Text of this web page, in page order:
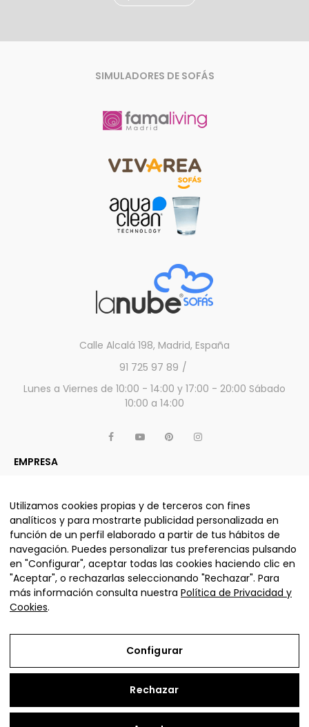
SIMULADORES DE SOFÁS
Calle Alcalá 198, Madrid, España
91 725 97 89
Lunes a Viernes de 10:00 - 14:00 y 17:00 - 20:00 Sábado
10:00 a 14:00
EMPRESA
OTROS SERVICIOS Y PRODUCTOS
ALJUMA MUEBLES, S.L. © La nube sofás 2025 - Todos los
derechos reservados.
Utilizamos cookies propias y de terceros con fines
analíticos y para mostrarte publicidad personalizada en
función de un perfil elaborado a partir de tus hábitos de
navegación. Puedes personalizar tus preferencias pulsando
en "Configurar", aceptar todas las cookies haciendo clic en
"Aceptar", o rechazarlas seleccionando "Rechazar". Para
más información consulta nuestra Política de Privacidad y
Cookies.
Configurar
Rechazar
Aviso Legal
Política de Privacidad y Cookies
Condiciones de compra